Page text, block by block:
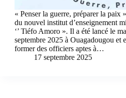
« Penser la guerre, préparer la paix
du nouvel institut d’enseignement
‘’ Tiéfo Amoro ». Il a été lancé le
septembre 2025 à Ouagadougou et
former des officiers aptes à…
17 septembre 2025